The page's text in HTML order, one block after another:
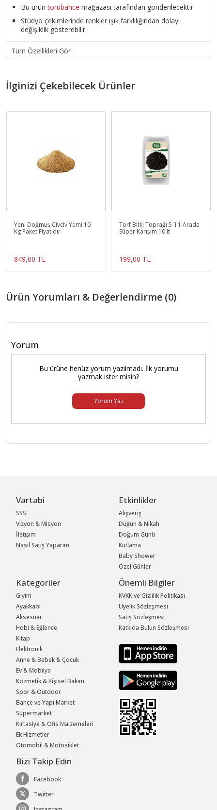
Bu ürüntorubahce mağazası tarafından gönderilecektir
Stüdyo çekimlerinde renkler ışık farklılığından dolayı
değişiklik gösterebilir.
Tüm Özellikleri Gör
İlginizi Çekebilecek Ürünler
Yeni Doğmuş Civciv Yemi 10
Kg Paket Fiyatıdır
849,00 TL
Torf Bitki Toprağı 5 `i 1 Arada
Süper Karışım 10 lt
199,00 TL
Ürün Yorumları & Değerlendirme (0)
Yorum
Bu ürüne henüz yorum yazılmadı. İlk yorumu
yazmak ister misin?
Yorum Yaz
Vartabi
SSS
Vizyon & Misyon
İletişim
Nasıl Satış Yaparım
Etkinlikler
Alışveriş
Düğün & Nikah
Doğum Günü
Kutlama
Baby Shower
Özel Günler
Kategoriler
Giyim
Ayakkabı
Aksesuar
Hobi & Eğlence
Kitap
Elektronik
Anne & Bebek & Çocuk
Ev & Mobilya
Kozmetik & Kişisel Bakım
Spor & Outdoor
Bahçe ve Yapı Market
Süpermarket
Kırtasiye & Ofis Malzemeleri
Ek Hizmetler
Otomobil & Motosiklet
Önemli Bilgiler
KVKK ve Gizlilik Politikası
Üyelik Sözleşmesi
Satış Sözleşmesi
Katkıda Bulun Sözleşmesi
Bizi Takip Edin
Facebook
Twitter